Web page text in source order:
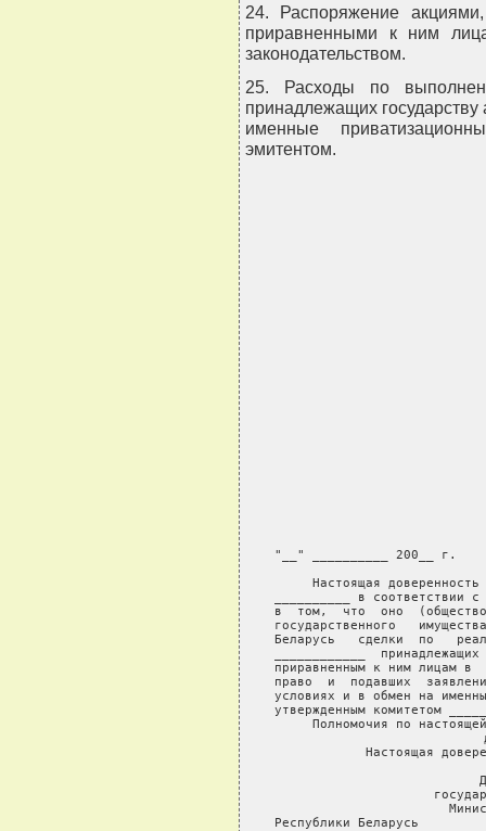
24. Распоряжение
приравненными к ним
законодательством.
25. Расходы по
принадлежащих
именные
эмитентом.
"__" __________
Настоящая
__________ в соответствии
в  том,  что  оно
государственного
Беларусь   сделки  по
____________
приравненным к ним лицам
право  и  подавших
условиях и в обмен на
утвержденным комитетом
Полномочия по
Настоящая
Республики Беларусь